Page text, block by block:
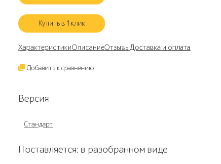
Купить в 1 клик
ХарактеристикиОписаниеОтзывыДоставка и оплата
Добавить к сравнению
Версия
Стандарт
Поставляется: в разобранном виде